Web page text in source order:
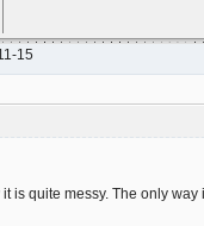
15
is quite messy. The only